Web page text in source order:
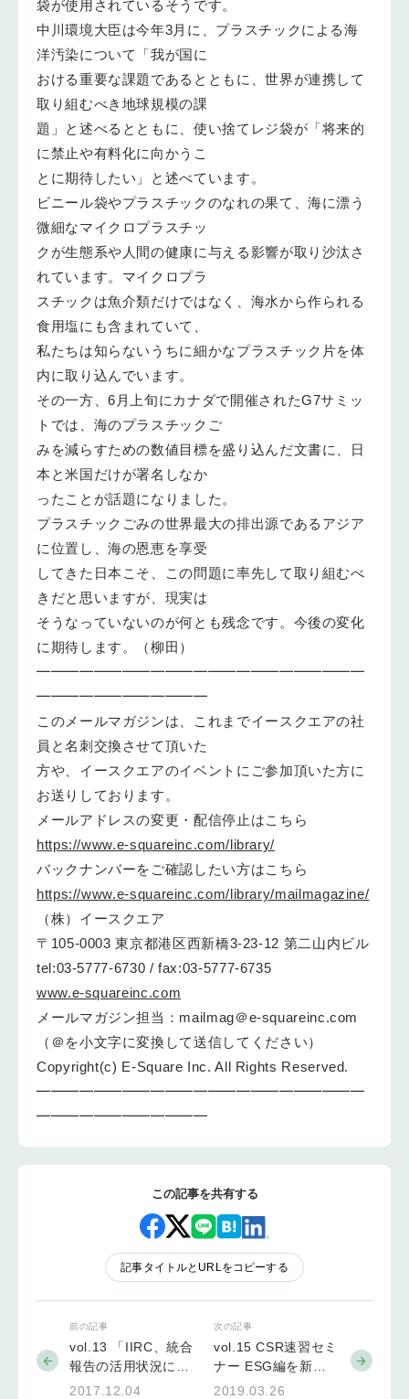
袋が使用されているそうです。
中川環境大臣は今年3月に、プラスチックによる海
洋汚染について「我が国に
おける重要な課題であるとともに、世界が連携して
取り組むべき地球規模の課
題」と述べるとともに、使い捨てレジ袋が「将来的
に禁止や有料化に向かうこ
とに期待したい」と述べています。
ビニール袋やプラスチックのなれの果て、海に漂う
微細なマイクロプラスチッ
クが生態系や人間の健康に与える影響が取り沙汰さ
れています。マイクロプラ
スチックは魚介類だけではなく、海水から作られる
食用塩にも含まれていて、
私たちは知らないうちに細かなプラスチック片を体
内に取り込んでいます。
その一方、6月上旬にカナダで開催されたG7サミッ
トでは、海のプラスチックご
みを減らすための数値目標を盛り込んだ文書に、日
本と米国だけが署名しなか
ったことが話題になりました。
プラスチックごみの世界最大の排出源であるアジア
に位置し、海の恩恵を享受
してきた日本こそ、この問題に率先して取り組むべ
きだと思いますが、現実は
そうなっていないのが何とも残念です。今後の変化
に期待します。（柳田）
━━━━━━━━━━━━━━━━━━━━━━━
━━━━━━━━━━━━
このメールマガジンは、これまでイースクエアの社
員と名刺交換させて頂いた
方や、イースクエアのイベントにご参加頂いた方に
お送りしております。
メールアドレスの変更・配信停止はこちら
https://www.e-squareinc.com/library/
バックナンバーをご確認したい方はこちら
https://www.e-squareinc.com/library/mailmagazine/
（株）イースクエア
〒105-0003 東京都港区西新橋3-23-12 第二山内ビル
tel:03-5777-6730 / fax:03-5777-6735
www.e-squareinc.com
メールマガジン担当：mailmag＠e-squareinc.com
（＠を小文字に変換して送信してください）
Copyright(c) E-Square Inc. All Rights Reserved.
━━━━━━━━━━━━━━━━━━━━━━━
━━━━━━━━━━━━
この記事を共有する
記事タイトルとURLをコピーする
前の記事
vol.13 「IIRC、統合
報告の活用状況に関
する調査結果を発
2017.12.04
次の記事
vol.15 CSR速習セミ
ナー ESG編を新規
開講/ イースクエア
2019.03.26